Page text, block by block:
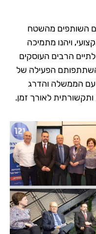
השותפים מהשטח
ויהנו מתמיכה
הרבים העוסקים
השתתפותם הפעילה של
עם הממשלה והדרג
ותקשורתית לאורך זמן.